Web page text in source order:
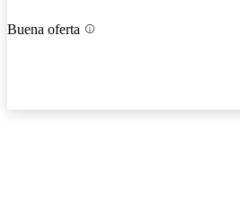
Buena oferta